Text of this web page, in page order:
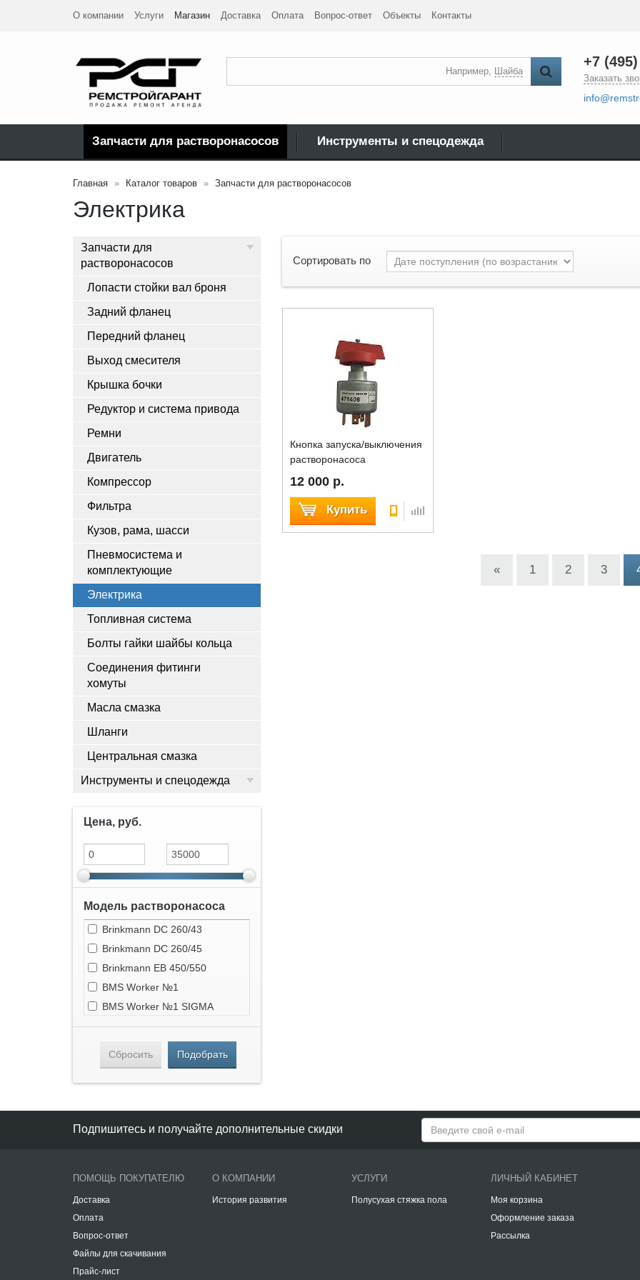
О компании Услуги Магазин Доставка Оплата Вопрос-ответ Объекты Контакты
Например, Шайба
+7
Заказать
Запчасти для растворонасосов Инструменты и спецодежда
Главная Каталог товаров Запчасти для растворонасосов
Электрика
Запчасти для
растворонасосов
Лопасти стойки вал броня
Задний фланец
Передний фланец
Выход смесителя
Крышка бочки
Редуктор и система привода
Ремни
Двигатель
Компрессор
Фильтра
Кузов, рама, шасси
Пневмосистема и
комплектующие
Электрика
Топливная система
Болты гайки шайбы кольца
Соединения фитинги
хомуты
Масла смазка
Шланги
Центральная смазка
Инструменты и спецодежда
Цена, руб.
Модель растворонасоса
Brinkmann DC 260/43
Brinkmann DC 260/45
Brinkmann EB 450/550
BMS Worker №1
BMS Worker №1 SIGMA
BMS Alpha Z3
Estromat 260 DS5-3R
Estromat 260 DS4-3R
Pneumix PX 500
Putzmeister M701
Putzmeister M710
Putzmeister M730
Putzmeister M740
Putzmeister M760
Putzmeister M3241
Сбросить Подобрать
Сортировать по
Кнопка запуска/выключения
растворонасоса
12 000 р.
Купить
« 1 2 3
Подпишитесь и получайте дополнительные скидки
ПОМОЩЬ ПОКУПАТЕЛЮ
Доставка
Оплата
Вопрос-ответ
Файлы для скачивания
Прайс-лист
О КОМПАНИИ
История развития
УСЛУГИ
Полусухая стяжка пола
ЛИЧНЫЙ КАБИНЕТ
Моя корзина
Оформление заказа
Рассылка